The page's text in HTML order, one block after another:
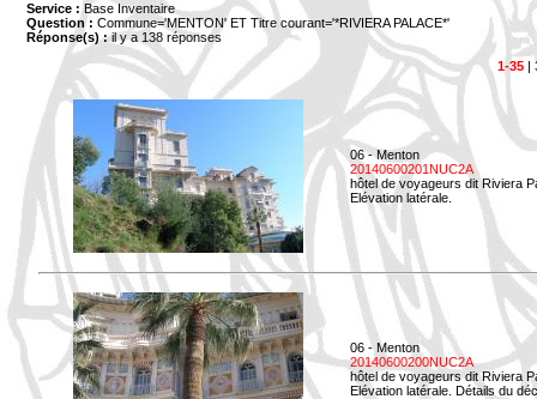
Service : Base Inventaire
Question : Commune='MENTON' ET Titre courant='*RIVIERA PALACE*'
Réponse(s) :il y a 138 réponses
1-35|
06 - Menton
20140600201NUC2A
hôtel de voyageurs dit Riviera
Elévation latérale.
06 - Menton
20140600200NUC2A
hôtel de voyageurs dit Riviera
Elévation latérale. Détails du